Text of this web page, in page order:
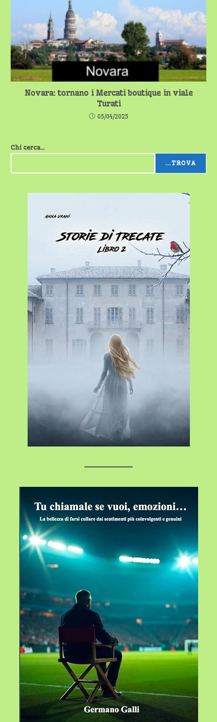
Novara: tornano i Mercati boutique in viale
Turati
05/04/2025
Chi cerca...
...TROVA